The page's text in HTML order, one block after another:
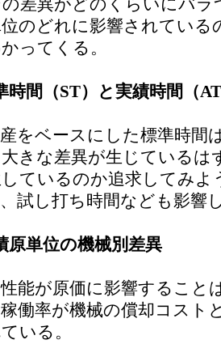
差異がどのくらいにバ
のどれに影響されている
ってくる。
時間（ST）と実績時間（
をベースにした標準時間
きな差異が生じているは
ているのか追求してみよ
試し打ち時間なども影響
原単位の機械別差異
能が原価に影響すること
働率が機械の償却コスト
いる。